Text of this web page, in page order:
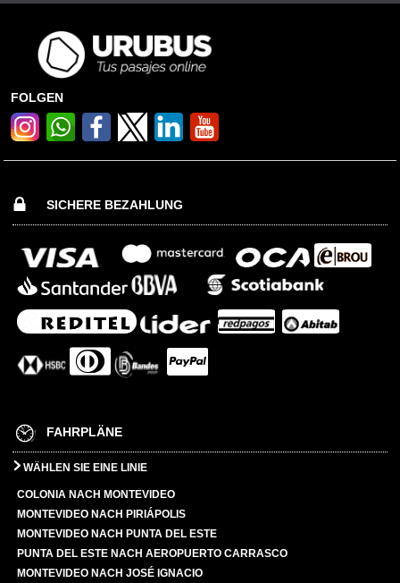
FOLGEN
SICHERE BEZAHLUNG
FAHRPLÄNE
WÄHLEN SIE EINE LINIE
COLONIA NACH MONTEVIDEO
MONTEVIDEO NACH PIRIÁPOLIS
MONTEVIDEO NACH PUNTA DEL ESTE
PUNTA DEL ESTE NACH AEROPUERTO CARRASCO
MONTEVIDEO NACH JOSÉ IGNACIO